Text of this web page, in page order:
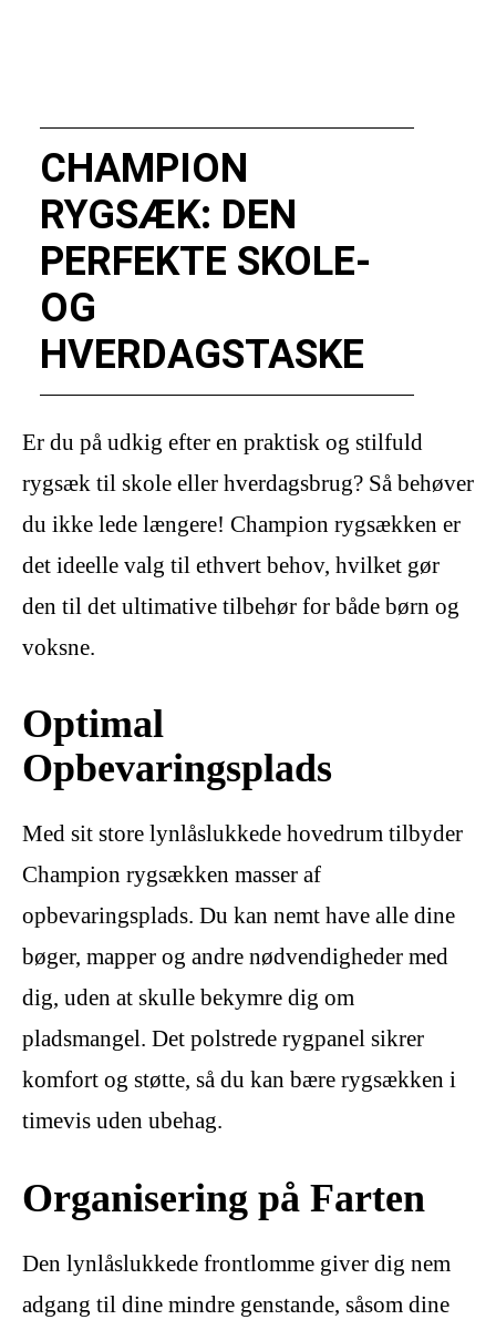
CHAMPION
RYGSÆK: DEN
PERFEKTE SKOLE-
OG
HVERDAGSTASKE
Er du på udkig efter en praktisk og stilfuld
rygsæk til skole eller hverdagsbrug? Så behøver
du ikke lede længere! Champion rygsækken er
det ideelle valg til ethvert behov, hvilket gør
den til det ultimative tilbehør for både børn og
voksne.
Optimal
Opbevaringsplads
Med sit store lynlåslukkede hovedrum tilbyder
Champion rygsækken masser af
opbevaringsplads. Du kan nemt have alle dine
bøger, mapper og andre nødvendigheder med
dig, uden at skulle bekymre dig om
pladsmangel. Det polstrede rygpanel sikrer
komfort og støtte, så du kan bære rygsækken i
timevis uden ubehag.
Organisering på Farten
Den lynlåslukkede frontlomme giver dig nem
adgang til dine mindre genstande, såsom dine